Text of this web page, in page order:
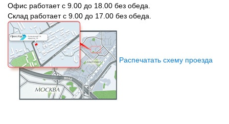
Офис работает с 9.00 до 18.00 без обеда.
Склад работает с 9.00 до 17.00 без обеда.
Распечатать схему проезда